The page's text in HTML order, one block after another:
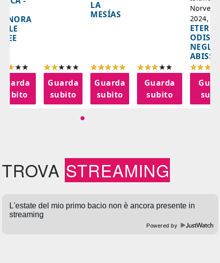
subito
Guarda
subito
LA
MESÍAS
Guarda
subito
Guarda
subito
2024,
NEGLI
ABISSI
TROVA STREAMING
Powered by